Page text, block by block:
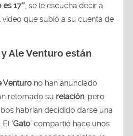
17″ , se le escucha decir a
video que subió a su cuenta de
Ale Venturo están
Venturo no han anunciado
retomado su relación , pero
habrían decidido darse una
‘Gato’ compartió hace unos